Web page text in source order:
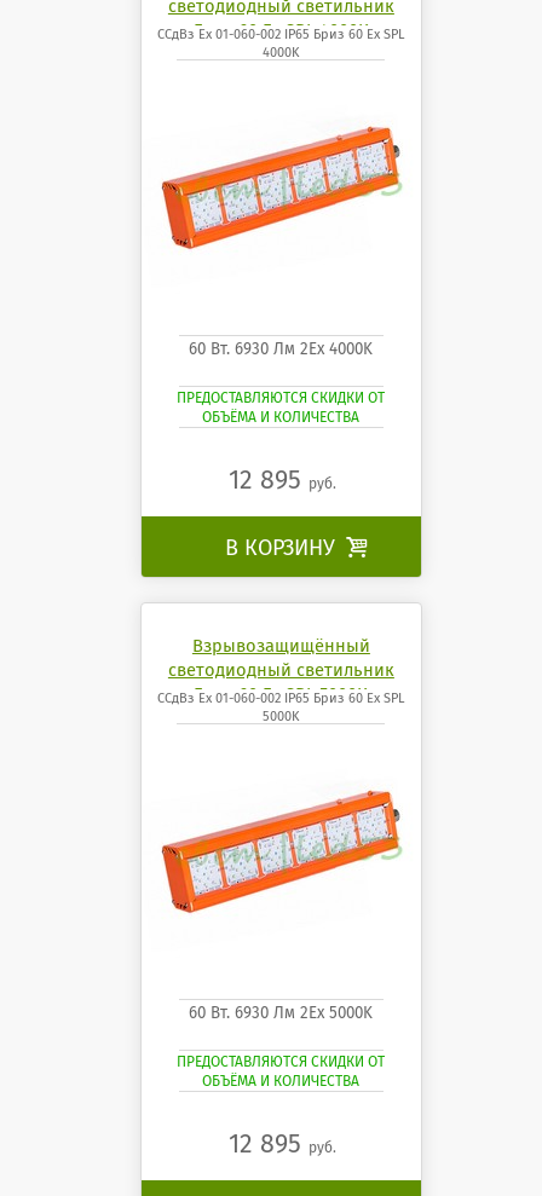
светодиодный светильник
Бриз 60 Ех SPL 4000K
ССдВз Ех 01-060-002 IP65 Бриз 60 Ех SPL
4000K
60 Вт. 6930 Лм 2Ех 4000K
ПРЕДОСТАВЛЯЮТСЯ СКИДКИ ОТ
ОБЪЁМА И КОЛИЧЕСТВА
12 895 руб.
В КОРЗИНУ 
Взрывозащищённый
светодиодный светильник
Бриз 60 Ех SPL 5000K
ССдВз Ех 01-060-002 IP65 Бриз 60 Ех SPL
5000K
60 Вт. 6930 Лм 2Ех 5000K
ПРЕДОСТАВЛЯЮТСЯ СКИДКИ ОТ
ОБЪЁМА И КОЛИЧЕСТВА
12 895 руб.